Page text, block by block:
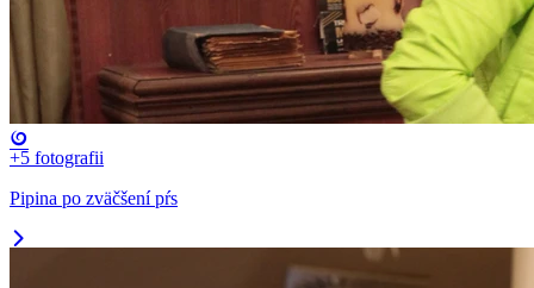
+5 fotografii
Pipina po zväčšení pŕs